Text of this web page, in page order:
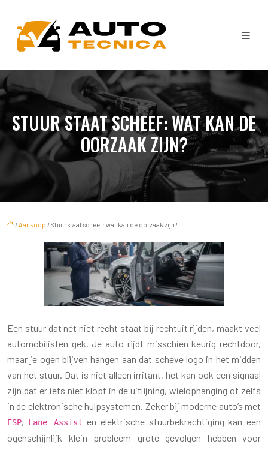
STUUR STAAT SCHEEF: WAT KAN DE
OORZAAK ZIJN?
/Aankoop / Stuur staat scheef: wat kan de oorzaak zijn?
Een stuur dat nét niet recht staat bij rechtuit rijden, maakt veel
automobilisten gek. Je auto rijdt misschien keurig rechtdoor,
maar je ogen blijven hangen aan dat scheve logo in het midden
van het stuur. Dat is niet alleen irritant, het kan ook een signaal
zijn dat er iets niet klopt in de uitlijning, wielophanging of zelfs
in de elektronische hulpsystemen. Zeker bij moderne auto’s met
ESP, Lane Assist en elektrische stuurbekrachtiging kan een
ogenschijnlijk klein probleem grote gevolgen hebben voor